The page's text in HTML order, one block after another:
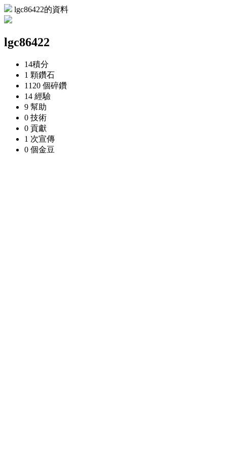
lgc86422的資料
lgc86422
14積分
1 顆鑽石
1120 個碎鑽
14 經驗
9 幫助
0 技術
0 貢獻
1 次宣傳
0 個金豆